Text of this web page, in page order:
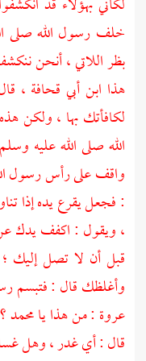
خلف رسول الله صلى
بظر اللاتي ، أنحن
هذا ابن أبي قحافة ،
لكافأتك بها ، ولكن
الله صلى الله عليه
واقف على رأس رسول
: فجعل يقرع يده إذا
، ويقول : اكفف يدك
قبل أن لا تصل إليك
وأغلظك قال : فتبسم
عروة : من هذا يامحمد
قال : أي غدر ، وهل